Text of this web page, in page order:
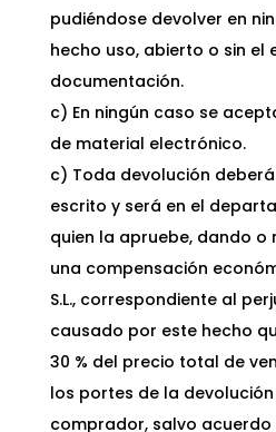
pudiéndose devolver en
hecho uso, abierto o sin el
documentación.
c) En ningún caso se
de material electrónico.
c) Toda devolución
escrito y será en el
quien la apruebe, dando
una compensación
S.L., correspondiente al
causado por este hecho
30 % del precio total de
los portes de la
comprador, salvo acuerdo